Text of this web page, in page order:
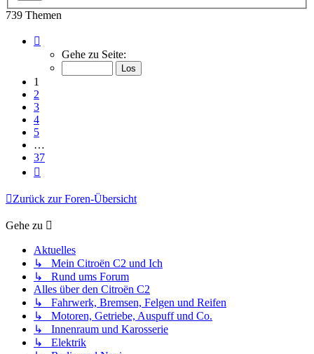
739 Themen
von
Gehe zu Seite:
1
2
3
4
5
…
37
Zurück zur Foren-Übersicht
Gehe zu
Aktuelles
↳ Mein Citroën C2 und Ich
↳ Rund ums Forum
Alles über den Citroën C2
↳ Fahrwerk, Bremsen, Felgen und Reifen
↳ Motoren, Getriebe, Auspuff und Co.
↳ Innenraum und Karosserie
↳ Elektrik